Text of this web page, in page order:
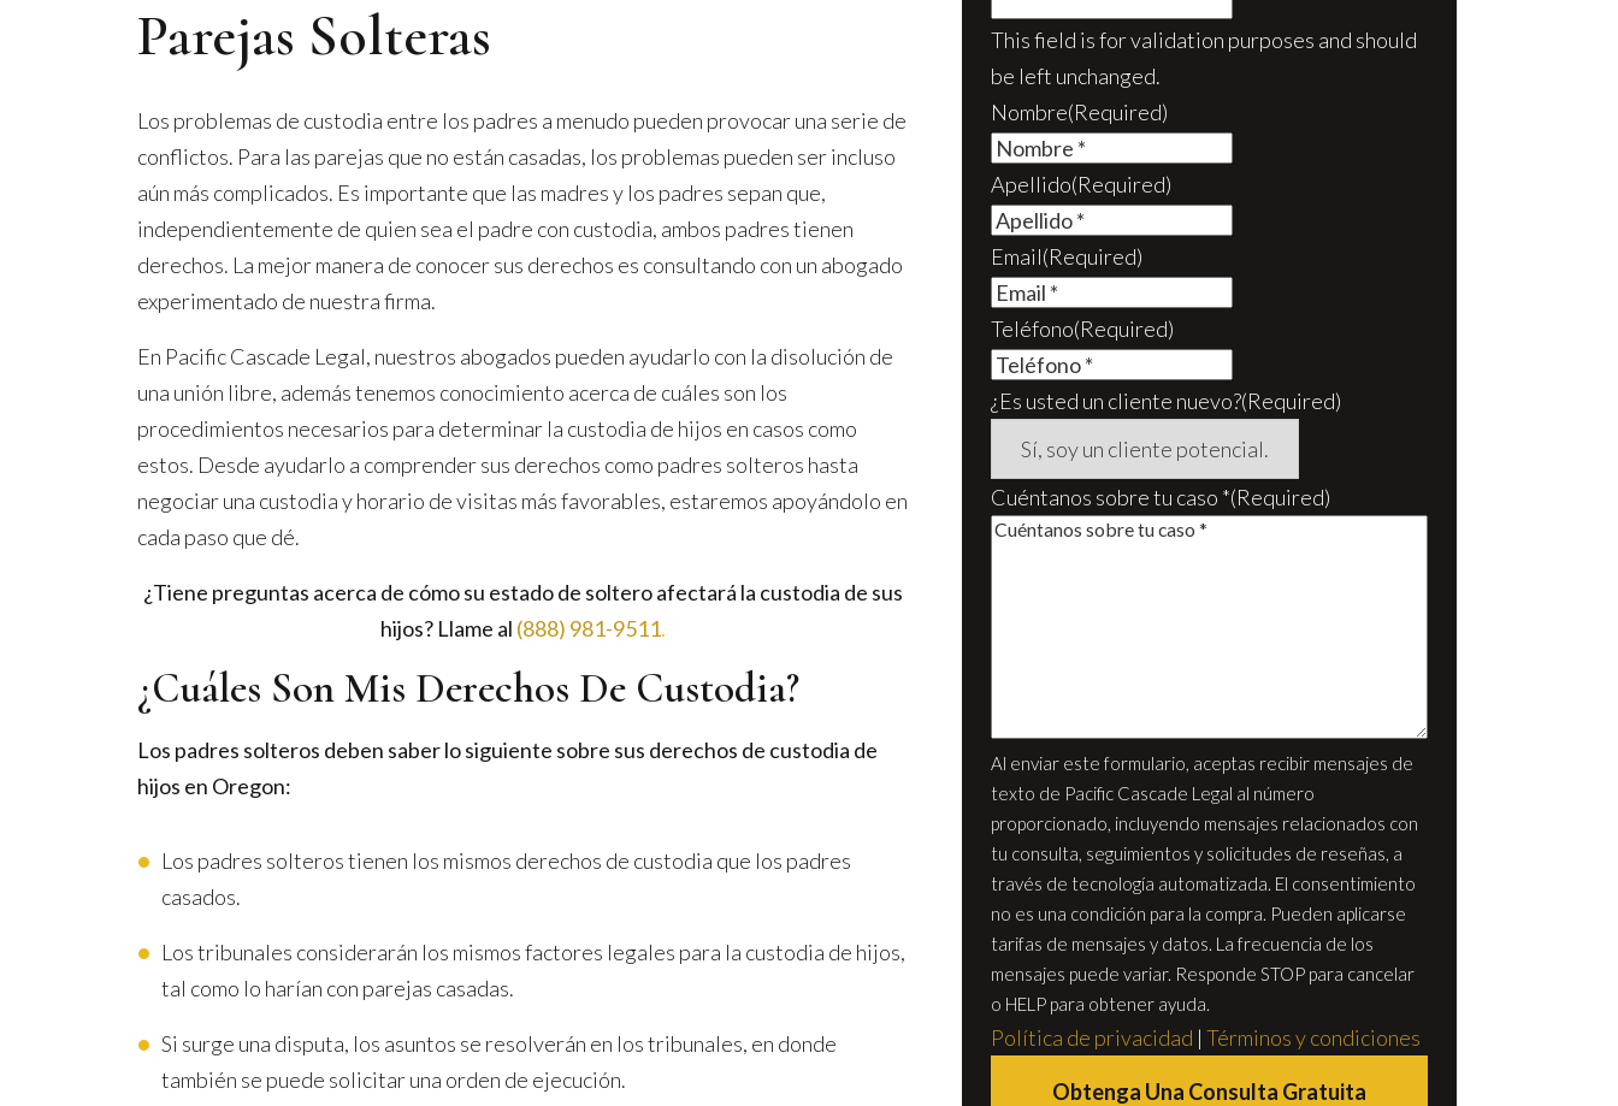
Parejas Solteras
Los problemas de custodia entre los padres a menudo pueden provocar una serie de
conflictos. Para las parejas que no están casadas, los problemas pueden ser incluso
aún más complicados. Es importante que las madres y los padres sepan que,
independientemente de quien sea el padre con custodia, ambos padres tienen
derechos. La mejor manera de conocer sus derechos es consultando con un abogado
experimentado de nuestra firma.
En Pacific Cascade Legal, nuestros abogados pueden ayudarlo con la disolución de
una unión libre, además tenemos conocimiento acerca de cuáles son los
procedimientos necesarios para determinar la custodia de hijos en casos como
estos. Desde ayudarlo a comprender sus derechos como padres solteros hasta
negociar una custodia y horario de visitas más favorables, estaremos apoyándolo en
cada paso que dé.
¿Tiene preguntas acerca de cómo su estado de soltero afectará la custodia de sus
hijos? Llame al (888) 981-9511.
¿Cuáles Son Mis Derechos De Custodia?
Los padres solteros ​​deben saber lo siguiente sobre sus derechos de custodia de
hijos en Oregon:
Los padres solteros ​​tienen los mismos derechos de custodia que los padres
casados.
Los tribunales considerarán los mismos factores legales para la custodia de hijos,
tal como lo harían con parejas casadas.
Si surge una disputa, los asuntos se resolverán en los tribunales, en donde
también se puede solicitar una orden de ejecución.
This field is for validation purposes and should
be left unchanged.
Nombre(Required)
Apellido(Required)
Email(Required)
Teléfono(Required)
¿Es usted un cliente nuevo?(Required)
Cuéntanos sobre tu caso *(Required)
Al enviar este formulario, aceptas recibir mensajes de
texto de Pacific Cascade Legal al número
proporcionado, incluyendo mensajes relacionados con
tu consulta, seguimientos y solicitudes de reseñas, a
través de tecnología automatizada. El consentimiento
no es una condición para la compra. Pueden aplicarse
tarifas de mensajes y datos. La frecuencia de los
mensajes puede variar. Responde STOP para cancelar
o HELP para obtener ayuda.
Política de privacidad | Términos y condiciones
Obtenga Una Consulta Gratuita